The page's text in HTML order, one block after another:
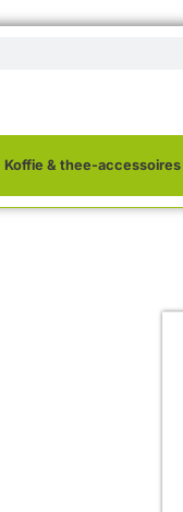
Koffie & thee-accessoires